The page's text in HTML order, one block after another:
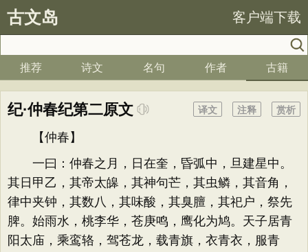
古文岛 客户端下载
推荐 诗文 名句 作者 古籍
纪·仲春纪第二原文 赏析
注释
译文
【仲春】
一曰：仲春之月，日在奎，昏弧中，旦建星中。
其日甲乙，其帝太皞，其神句芒，其虫鳞，其音角，
律中夹钟，其数八，其味酸，其臭膻，其祀户，祭先
脾。始雨水，桃李华，苍庚鸣，鹰化为鸠。天子居青
阳太庙，乘鸾辂，驾苍龙，载青旗，衣青衣，服青